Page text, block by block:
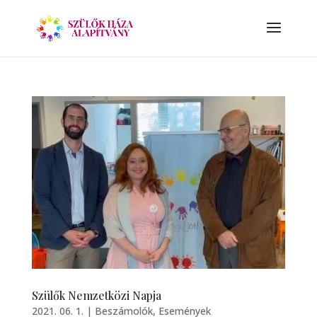
Szülők Nemzetközi Napja
2021. 06. 1. | Beszámolók, Események